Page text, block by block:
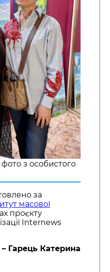
з особистого
за
масової
проєкту
Internews
Гарець Катерина